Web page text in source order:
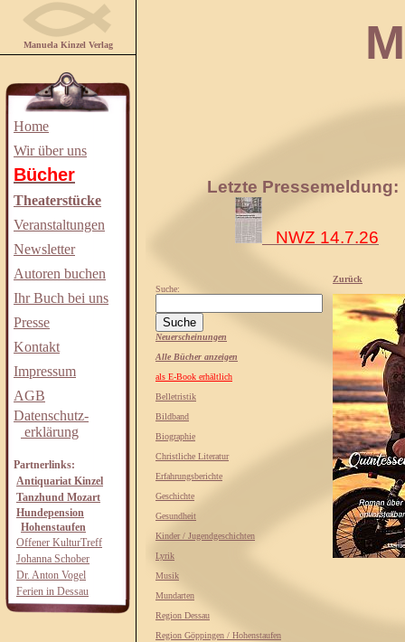
Manuela Kinzel Verlag
Home
Wir über uns
Bücher
Theaterstücke
Veranstaltungen
Newsletter
Autoren buchen
Ihr Buch bei uns
Presse
Kontakt
Impressum
AGB
Datenschutz-
erklärung
Partnerlinks:
Antiquariat Kinzel
Tanzhund Mozart
Hundepension
Hohenstaufen
Offener KulturTreff
Johanna Schober
Dr. Anton Vogel
Ferien in Dessau
Letzte Pressemeldung:
NWZ 14.7.26
Suche:
Neuerscheinungen
Alle Bücher anzeigen
als E-Book erhältlich
Belletristik
Bildband
Biographie
Christliche Literatur
Erfahrungsberichte
Geschichte
Gesundheit
Kinder / Jugendgeschichten
Lyrik
Musik
Mundarten
Region Dessau
Region Göppingen / Hohenstaufen
Zurück